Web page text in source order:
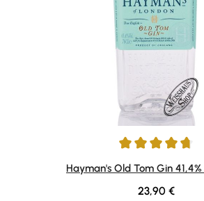
Durchschnittliche Bewertung von 4.71
Hayman's Old Tom Gin
Regulärer
23,90 €